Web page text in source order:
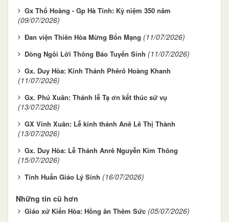
Gx Thổ Hoàng - Gp Hà Tĩnh: Kỷ niệm 350 năm
(09/07/2026)
Đan viện Thiên Hòa Mừng Bổn Mạng (11/07/2026)
Dòng Ngôi Lời Thông Báo Tuyển Sinh (11/07/2026)
Gx. Duy Hòa: Kính Thánh Phêrô Hoàng Khanh
(11/07/2026)
Gx. Phú Xuân: Thánh lễ Tạ ơn kết thúc sứ vụ
(13/07/2026)
GX Vinh Xuân: Lễ kính thánh Anê Lê Thị Thành
(13/07/2026)
Gx. Duy Hòa: Lễ Thánh Anrê Nguyễn Kim Thông
(15/07/2026)
Tĩnh Huấn Giáo Lý Sinh (16/07/2026)
Những tin cũ hơn
Giáo xứ Kiến Hòa: Hồng ân Thêm Sức (05/07/2026)